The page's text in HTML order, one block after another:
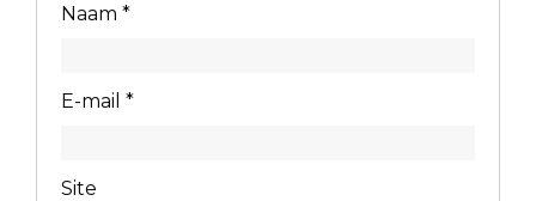
Naam *
E-mail *
Site